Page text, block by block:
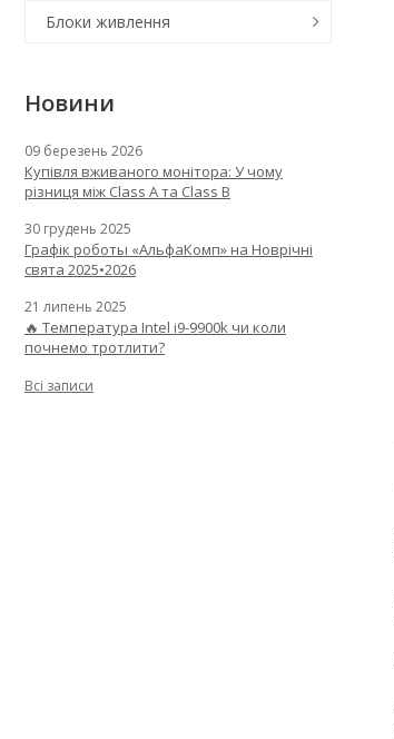
Блоки живлення
Новини
09 березень 2026
Купівля вживаного монітора: У чому
різниця між Class A та Class B
30 грудень 2025
Графік роботы «АльфаКомп» на Новрічні
свята 2025•2026
21 липень 2025
🔥 Температура Intel i9-9900k чи коли
почнемо тротлити?
Всі записи